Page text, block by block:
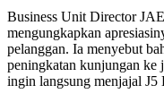
Business Unit Director
mengungkapkan
pelanggan. Ia menyebut
peningkatan kunjungan ke
ingin langsung menjajal J5